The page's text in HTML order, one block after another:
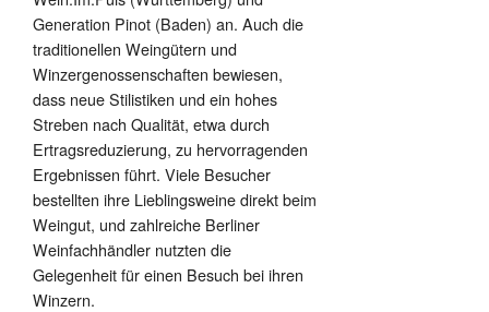
Generation Pinot (Baden) an. Auch die
traditionellen Weingütern und
Winzergenossenschaften bewiesen,
dass neue Stilistiken und ein hohes
Streben nach Qualität, etwa durch
Ertragsreduzierung, zu hervorragenden
Ergebnissen führt. Viele Besucher
bestellten ihre Lieblingsweine direkt beim
Weingut, und zahlreiche Berliner
Weinfachhändler nutzten die
Gelegenheit für einen Besuch bei ihren
Winzern.